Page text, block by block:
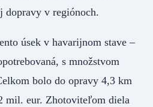
dopravy v regiónoch.
úsek v havarijnom stave –
s množstvom
bolo do opravy 4,3 km
mil. eur. Zhotoviteľom diela